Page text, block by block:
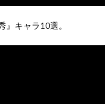
キャラ10選。